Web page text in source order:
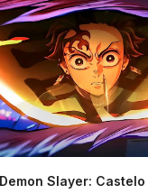
Slayer: Castelo